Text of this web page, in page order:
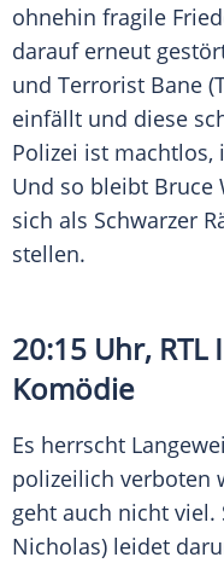
ohnehin fragile
darauf erneut
und Terrorist Bane
einfällt und diese
Polizei ist machtlos,
Und so bleibt Bruce
sich als Schwarzer
stellen.
20:15 Uhr, RTL
Komödie
Es herrscht
polizeilich verboten
geht auch nicht viel.
Nicholas) leidet